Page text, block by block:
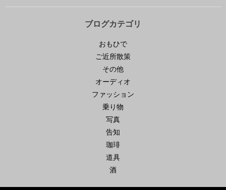
ブログカテゴリ
おもひで
ご近所散策
その他
オーディオ
ファッション
乗り物
写真
告知
珈琲
道具
酒